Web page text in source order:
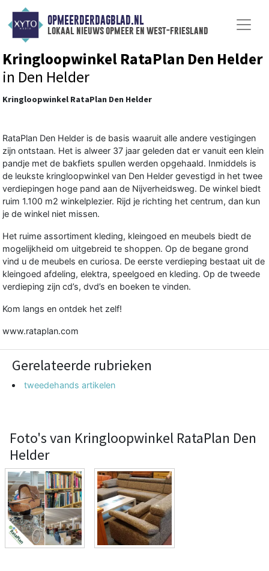
OPMEERDERDAGBLAD.NL
lokaal nieuws opmeer en west-friesland
Kringloopwinkel RataPlan Den Helder
in Den Helder
Kringloopwinkel RataPlan Den Helder
RataPlan Den Helder is de basis waaruit alle andere vestigingen
zijn ontstaan. Het is alweer 37 jaar geleden dat er vanuit een klein
pandje met de bakfiets spullen werden opgehaald. Inmiddels is
de leukste kringloopwinkel van Den Helder gevestigd in het twee
verdiepingen hoge pand aan de Nijverheidsweg. De winkel biedt
ruim 1.100 m2 winkelplezier. Rijd je richting het centrum, dan kun
je de winkel niet missen.
Het ruime assortiment kleding, kleingoed en meubels biedt de
mogelijkheid om uitgebreid te shoppen. Op de begane grond
vind u de meubels en curiosa. De eerste verdieping bestaat uit de
kleingoed afdeling, elektra, speelgoed en kleding. Op de tweede
verdieping zijn cd’s, dvd’s en boeken te vinden.
Kom langs en ontdek het zelf!
www.rataplan.com
Gerelateerde rubrieken
tweedehands artikelen
Foto's van Kringloopwinkel RataPlan Den
Helder